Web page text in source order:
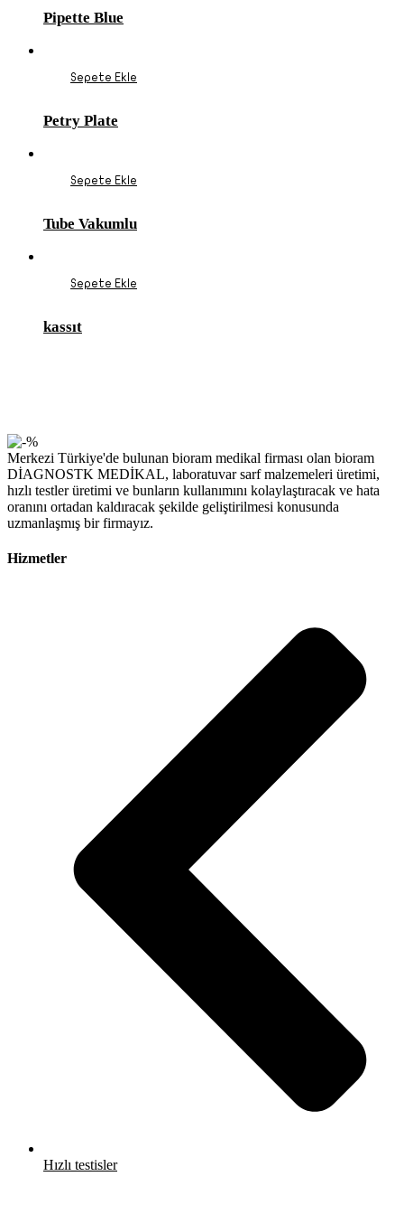
Pipette Blue
Sepete Ekle
Petry Plate
Sepete Ekle
Tube Vakumlu
Sepete Ekle
kassıt
Merkezi Türkiye'de bulunan bioram medikal firması olan bioram
DİAGNOSTK MEDİKAL, laboratuvar sarf malzemeleri üretimi,
hızlı testler üretimi ve bunların kullanımını kolaylaştıracak ve hata
oranını ortadan kaldıracak şekilde geliştirilmesi konusunda
uzmanlaşmış bir firmayız.
Hizmetler
Hızlı testisler